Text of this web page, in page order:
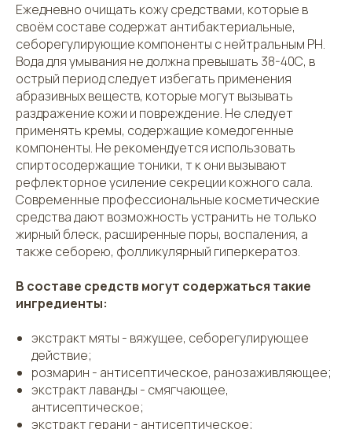
Ежедневно очищать кожу средствами, которые в
своём составе содержат антибактериальные,
себорегулирующие компоненты с нейтральным PH.
Вода для умывания не должна превышать 38-40С, в
острый период следует избегать применения
абразивных веществ, которые могут вызывать
раздражение кожи и повреждение. Не следует
применять кремы, содержащие комедогенные
компоненты. Не рекомендуется использовать
спиртосодержащие тоники, т к они вызывают
рефлекторное усиление секреции кожного сала.
Современные профессиональные косметические
средства дают возможность устранить не только
жирный блеск, расширенные поры, воспаления, а
также себорею, фолликулярный гиперкератоз.
В составе средств могут содержаться такие
ингредиенты:
экстракт мяты - вяжущее, себорегулирующее
действие;
розмарин - антисептическое, ранозаживляющее;
экстракт лаванды - смягчающее,
антисептическое;
экстракт герани - антисептическое;